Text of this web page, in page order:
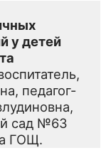
у детей
педагог-
сад №63
ГОЩ.